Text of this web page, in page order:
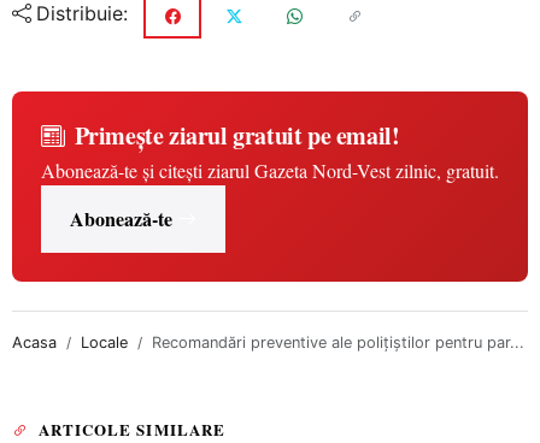
Distribuie:
Primește ziarul gratuit pe email!
Abonează-te și citești ziarul Gazeta Nord-Vest zilnic, gratuit.
Abonează-te
Acasa Locale Recomandări preventive ale polițiștilor pentru par...
ARTICOLE SIMILARE